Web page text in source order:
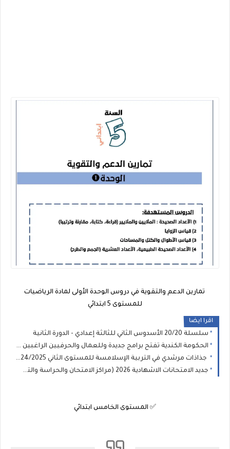
تمارين الدعم والتقوية في دروس الوحدة الأولى لمادة الرياضيات
للمستوى 5 ابتدائي
اقرا ايضا
سلسلة 20/20 الأسدوس الثاني للثالثة إعدادي - الدورة الثانية
الحكومة الكندية تفتح برامج جديدة وللعمال والحرفيين الراغبين في الإقامة الدائمة والعمل بكندا
جذاذات مرشدي في التربية الإسلامسة للمستوى الثاني 2024/2025
جديد الامتحانات الاشهادية 2026 (مراكز الامتحان والحراسة والتصحيح)
✅ المستوى الخامس ابتدائي